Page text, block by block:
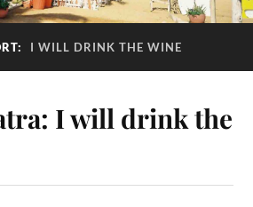
I WILL DRINK THE WINE
I will drink the